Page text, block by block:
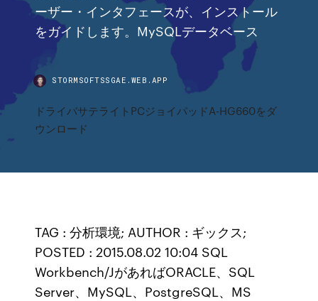
ーザー・インタフェースが、インストール
をガイドします。MySQLデータベース
STORMSOFTSSGAE.WEB.APP
ドライバサテライトPCジョイパッドA-HG660をダ
ウンロード
TAG : 分析環境; AUTHOR : ギックス;
POSTED : 2015.08.02 10:04 SQL
Workbench/JがあればORACLE、SQL
Server、MySQL、PostgreSQL、MS